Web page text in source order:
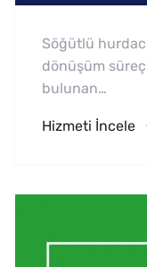
Söğütlü
dönüşüm
bulunan…
Hizmeti İncele